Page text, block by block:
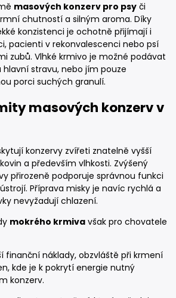
masových konzerv pro psy či
chutností a silným aroma. Díky
konzistenci je ochotně přijímají i
pacienti v rekonvalescenci nebo psí
zubů. Vlhké krmivo je možné podávat
stravu, nebo jím pouze
porci suchých granulí.
masových konzerv v
konzervy zvířeti znatelně vyšší
a především vlhkosti. Zvýšený
přirozeně podporuje správnou funkci
Příprava misky je navíc rychlá a
nevyžadují chlazení.
mokrého krmiva však pro chovatele
finanční náklady, obzvláště při krmení
kde je k pokrytí energie nutný
konzerv.